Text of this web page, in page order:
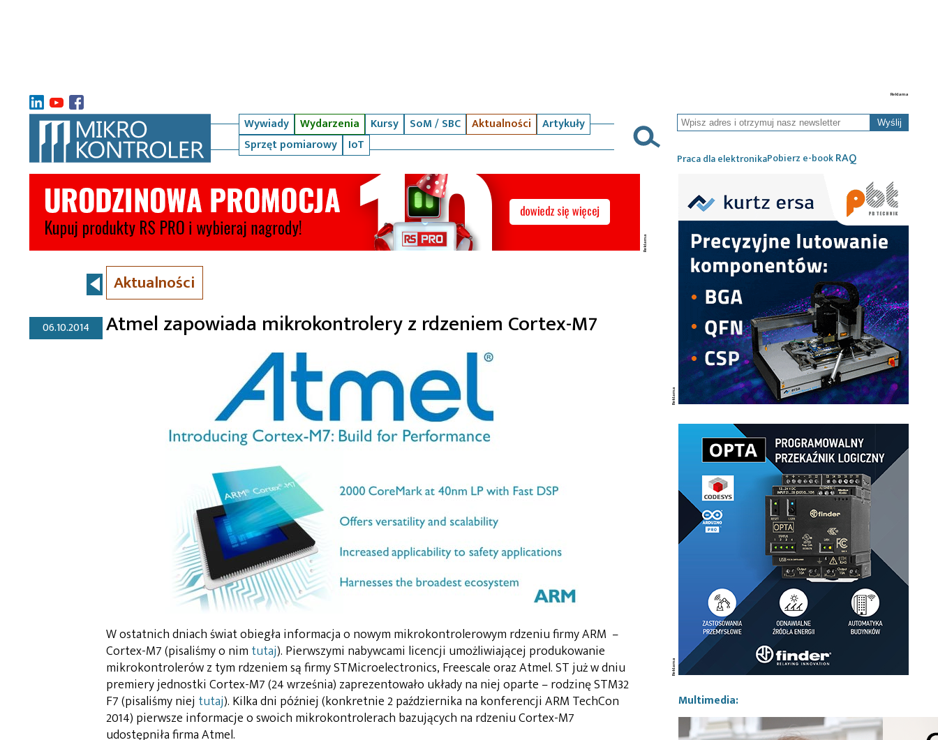
Wywiady Wydarzenia Kursy SoM / SBC Aktualności
Artykuły
Sprzęt pomiarowy
IoT
Wyślij
Praca dla elektronikaPobierz e-bookRAQ
Aktualności
06.10.2014 Atmel zapowiada mikrokontrolery z rdzeniem Cortex-M7
W ostatnich dniach świat obiegła informacja o nowym mikrokontrolerowym rdzeniu firmy ARM –
Cortex-M7 (pisaliśmy o nim tutaj). Pierwszymi nabywcami licencji umożliwiającej produkowanie
mikrokontrolerów z tym rdzeniem są firmy STMicroelectronics, Freescale oraz Atmel. ST już w dniu
premiery jednostki Cortex-M7 (24 września) zaprezentowało układy na niej oparte – rodzinę STM32
F7 (pisaliśmy niej tutaj). Kilka dni później (konkretnie 2 października na konferencji ARM TechCon
2014) pierwsze informacje o swoich mikrokontrolerach bazujących na rdzeniu Cortex-M7
udostępniła firma Atmel.
Multimedia: